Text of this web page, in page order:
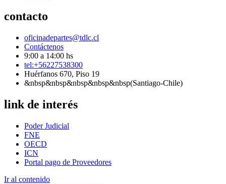
contacto
oficinadepartes@tdlc.cl
Contáctenos
9:00 a 14:00 hs
tel:+56227538300
Huérfanos 670, Piso 19
&nbsp&nbsp&nbsp&nbsp&nbsp(Santiago-Chile)
link de interés
Poder Judicial
FNE
OECD
ICN
Portal pago de Proveedores
Ir al contenido